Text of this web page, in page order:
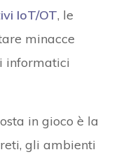
IoT/OT, le
minacce
informatici
in gioco è la
gli ambienti